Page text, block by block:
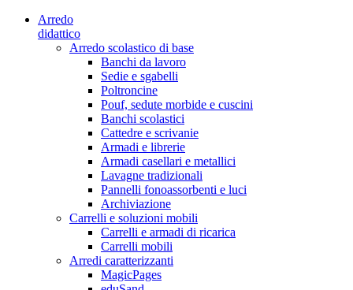
Arredo
didattico
Arredo scolastico di base
Banchi da lavoro
Sedie e sgabelli
Poltroncine
Pouf, sedute morbide e cuscini
Banchi scolastici
Cattedre e scrivanie
Armadi e librerie
Armadi casellari e metallici
Lavagne tradizionali
Pannelli fonoassorbenti e luci
Archiviazione
Carrelli e soluzioni mobili
Carrelli e armadi di ricarica
Carrelli mobili
Arredi caratterizzanti
MagicPages